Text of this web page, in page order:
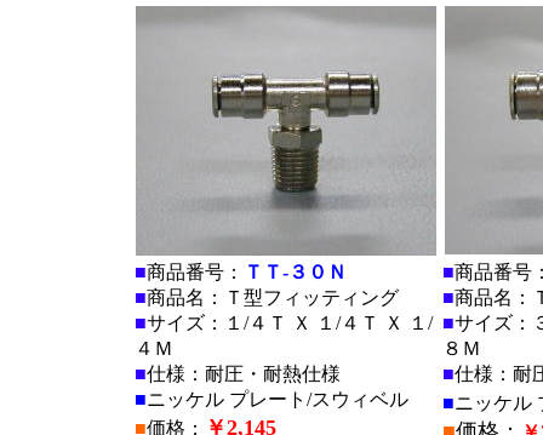
■商品番号：
ＴＴ-３０Ｎ
■商品名：Ｔ型フィッティング
■サイズ：１/４Ｔ Ｘ １/４Ｔ Ｘ １/
４Ｍ
■仕様：耐圧・耐熱仕様
■ニッケル プレート/スウィベル
■価格： ￥2,145
■商品番号
■商品名：
■サイズ：
８Ｍ
■仕様：耐
■ニッケル